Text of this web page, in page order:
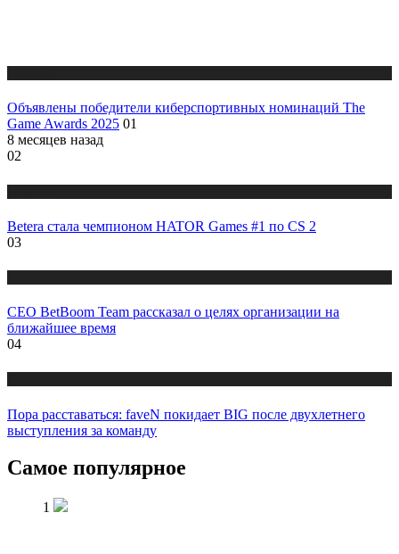
Объявлены победители киберспортивных номинаций The
Game Awards 2025 01
8 месяцев назад
02
Betera стала чемпионом HATOR Games #1 по CS 2
03
CEO BetBoom Team рассказал о целях организации на
ближайшее время
04
Пора расставаться: faveN покидает BIG после двухлетнего
выступления за команду
Самое популярное
1